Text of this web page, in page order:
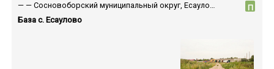
База с. Есаулово
П